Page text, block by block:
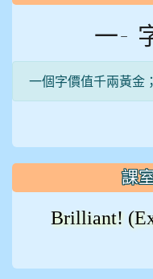
一 ㄧ
一個字價值千兩黃金
課
Brilliant!